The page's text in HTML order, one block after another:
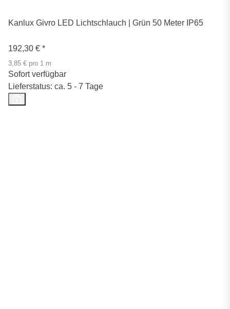
Kanlux Givro LED Lichtschlauch | Grün 50 Meter IP65
192,30 € *
3,85 € pro 1 m
Sofort verfügbar
Lieferstatus: ca. 5 - 7 Tage